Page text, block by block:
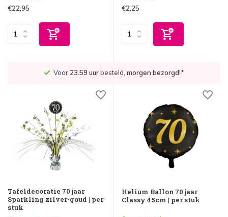
€22,95 €2,25
Voor 23.59 uurbesteld,morgen bezorgd!*
Tafeldecoratie 70 jaar
Sparkling zilver-goud | per
stuk
Helium Ballon 70 jaar
Classy 45cm | per stuk